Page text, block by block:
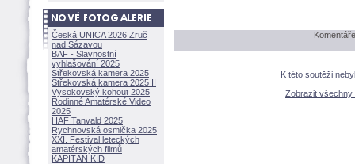
Česká UNICA 2026 Zruč
nad Sázavou
BAF - Slavnostní
vyhlašování 2025
Střekovská kamera 2025
Střekovská kamera 2025 II
Vysokovský kohout 2025
Rodinné Amatérské Video
2025
HAF Tanvald 2025
Rychnovská osmička 2025
XXI. Festival leteckých
amatérských filmů
KAPITÁN KID
K této soutěži
Zobrazit všechny